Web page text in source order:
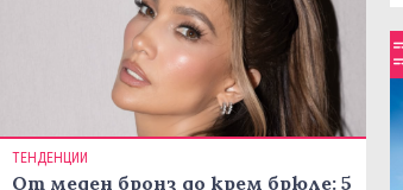
ТЕНДЕНЦИИ
От меден бронз до крем брюле: 5